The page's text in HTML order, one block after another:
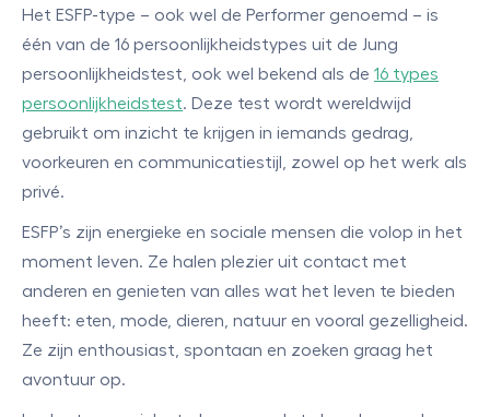
Het ESFP-type – ook wel de Performer genoemd – is
één van de 16 persoonlijkheidstypes uit de Jung
persoonlijkheidstest, ook wel bekend als de 16 types
persoonlijkheidstest. Deze test wordt wereldwijd
gebruikt om inzicht te krijgen in iemands gedrag,
voorkeuren en communicatiestijl, zowel op het werk als
privé.
ESFP’s zijn energieke en sociale mensen die volop in het
moment leven. Ze halen plezier uit contact met
anderen en genieten van alles wat het leven te bieden
heeft: eten, mode, dieren, natuur en vooral gezelligheid.
Ze zijn enthousiast, spontaan en zoeken graag het
avontuur op.